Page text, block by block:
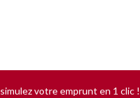
simulez votre emprunt en 1 clic !